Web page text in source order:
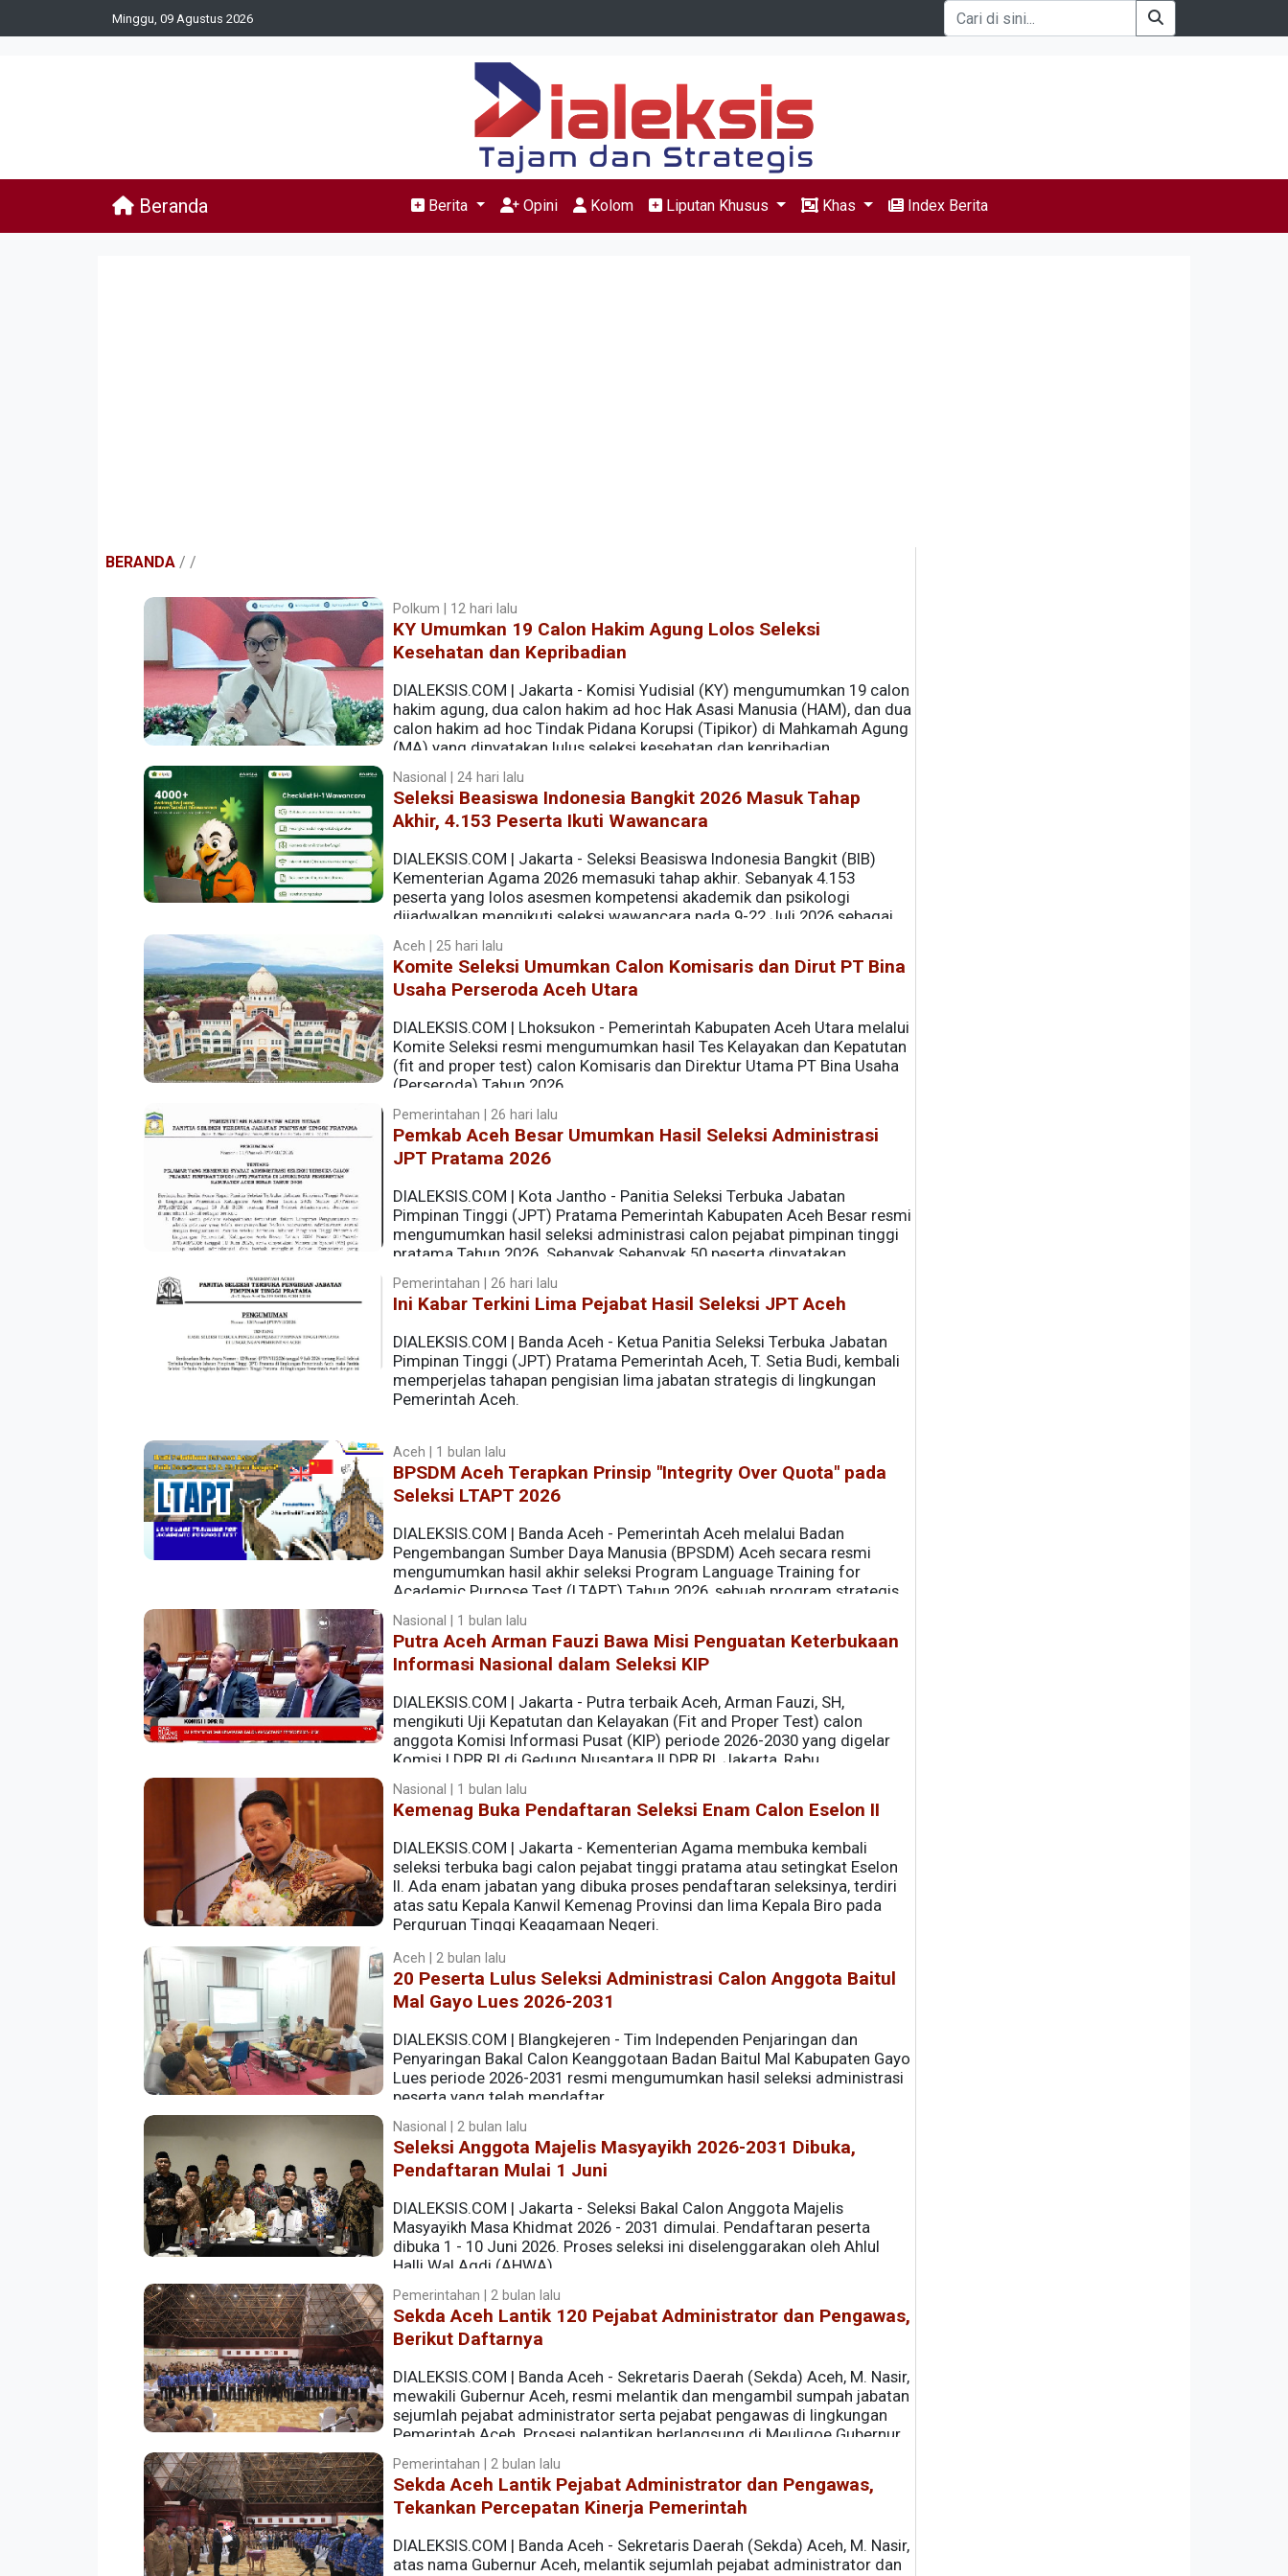
Minggu, 09 Agustus 2026
Beranda Berita Opini Kolom Liputan Khusus Khas Index Berita
BERANDA / /
Polkum | 12 hari lalu
KY Umumkan 19 Calon Hakim Agung Lolos Seleksi
Kesehatan dan Kepribadian
DIALEKSIS.COM | Jakarta - Komisi Yudisial (KY) mengumumkan 19 calon
hakim agung, dua calon hakim ad hoc Hak Asasi Manusia (HAM), dan dua
calon hakim ad hoc Tindak Pidana Korupsi (Tipikor) di Mahkamah Agung
(MA) yang dinyatakan lulus seleksi kesehatan dan kepribadian.
Nasional | 24 hari lalu
Seleksi Beasiswa Indonesia Bangkit 2026 Masuk Tahap
Akhir, 4.153 Peserta Ikuti Wawancara
DIALEKSIS.COM | Jakarta - Seleksi Beasiswa Indonesia Bangkit (BIB)
Kementerian Agama 2026 memasuki tahap akhir. Sebanyak 4.153
peserta yang lolos asesmen kompetensi akademik dan psikologi
dijadwalkan mengikuti seleksi wawancara pada 9-22 Juli 2026 sebagai
penentu penerima beasiswa.
Aceh | 25 hari lalu
Komite Seleksi Umumkan Calon Komisaris dan Dirut PT Bina
Usaha Perseroda Aceh Utara
DIALEKSIS.COM | Lhoksukon - Pemerintah Kabupaten Aceh Utara melalui
Komite Seleksi resmi mengumumkan hasil Tes Kelayakan dan Kepatutan
(fit and proper test) calon Komisaris dan Direktur Utama PT Bina Usaha
(Perseroda) Tahun 2026.
Pemerintahan | 26 hari lalu
Pemkab Aceh Besar Umumkan Hasil Seleksi Administrasi
JPT Pratama 2026
DIALEKSIS.COM | Kota Jantho - Panitia Seleksi Terbuka Jabatan
Pimpinan Tinggi (JPT) Pratama Pemerintah Kabupaten Aceh Besar resmi
mengumumkan hasil seleksi administrasi calon pejabat pimpinan tinggi
pratama Tahun 2026. Sebanyak Sebanyak 50 peserta dinyatakan
memenuhi syarat administrasi dan berhak mengikuti tahapan seleksi kompetensi (Assessment Center).
Pemerintahan | 26 hari lalu
Ini Kabar Terkini Lima Pejabat Hasil Seleksi JPT Aceh
DIALEKSIS.COM | Banda Aceh - Ketua Panitia Seleksi Terbuka Jabatan
Pimpinan Tinggi (JPT) Pratama Pemerintah Aceh, T. Setia Budi, kembali
memperjelas tahapan pengisian lima jabatan strategis di lingkungan
Pemerintah Aceh.
Aceh | 1 bulan lalu
BPSDM Aceh Terapkan Prinsip "Integrity Over Quota" pada
Seleksi LTAPT 2026
DIALEKSIS.COM | Banda Aceh - Pemerintah Aceh melalui Badan
Pengembangan Sumber Daya Manusia (BPSDM) Aceh secara resmi
mengumumkan hasil akhir seleksi Program Language Training for
Academic Purpose Test (LTAPT) Tahun 2026, sebuah program strategis
pengembangan sumber daya manusia yang diproyeksikan sebagai "Jembatan Menuju Dunia" bagi putra-
putri terbaik Aceh untuk melanjutkan pendidikan ke jenjang magister (S2) dan doktoral (S3) pada perguruan
tinggi bereputasi internasional.
Nasional | 1 bulan lalu
Putra Aceh Arman Fauzi Bawa Misi Penguatan Keterbukaan
Informasi Nasional dalam Seleksi KIP
DIALEKSIS.COM | Jakarta - Putra terbaik Aceh, Arman Fauzi, SH,
mengikuti Uji Kepatutan dan Kelayakan (Fit and Proper Test) calon
anggota Komisi Informasi Pusat (KIP) periode 2026-2030 yang digelar
Komisi I DPR RI di Gedung Nusantara II DPR RI, Jakarta, Rabu
(24/6/2026).
Nasional | 1 bulan lalu
Kemenag Buka Pendaftaran Seleksi Enam Calon Eselon II
DIALEKSIS.COM | Jakarta - Kementerian Agama membuka kembali
seleksi terbuka bagi calon pejabat tinggi pratama atau setingkat Eselon
II. Ada enam jabatan yang dibuka proses pendaftaran seleksinya, terdiri
atas satu Kepala Kanwil Kemenag Provinsi dan lima Kepala Biro pada
Perguruan Tinggi Keagamaan Negeri.
Kemenag Buka Pendaftaran Seleksi Enam Calon Eselon II, Ini Syaratnya
Aceh | 2 bulan lalu
20 Peserta Lulus Seleksi Administrasi Calon Anggota Baitul
Mal Gayo Lues 2026-2031
DIALEKSIS.COM | Blangkejeren - Tim Independen Penjaringan dan
Penyaringan Bakal Calon Keanggotaan Badan Baitul Mal Kabupaten Gayo
Lues periode 2026-2031 resmi mengumumkan hasil seleksi administrasi
peserta yang telah mendaftar.
Nasional | 2 bulan lalu
Seleksi Anggota Majelis Masyayikh 2026-2031 Dibuka,
Pendaftaran Mulai 1 Juni
DIALEKSIS.COM | Jakarta - Seleksi Bakal Calon Anggota Majelis
Masyayikh Masa Khidmat 2026 - 2031 dimulai. Pendaftaran peserta
dibuka 1 - 10 Juni 2026. Proses seleksi ini diselenggarakan oleh Ahlul
Halli Wal Aqdi (AHWA).
Pemerintahan | 2 bulan lalu
Sekda Aceh Lantik 120 Pejabat Administrator dan Pengawas,
Berikut Daftarnya
DIALEKSIS.COM | ‎Banda Aceh - Sekretaris Daerah (Sekda) Aceh, M. Nasir,
mewakili Gubernur Aceh, resmi melantik dan mengambil sumpah jabatan
sejumlah pejabat administrator serta pejabat pengawas di lingkungan
Pemerintah Aceh. Prosesi pelantikan berlangsung di Meuligoe Gubernur
Aceh, Selasa (12/5/2026).
Pemerintahan | 2 bulan lalu
‎Sekda Aceh Lantik Pejabat Administrator dan Pengawas,
Tekankan Percepatan Kinerja Pemerintah
DIALEKSIS.COM | Banda Aceh - Sekretaris Daerah (Sekda) Aceh, M. Nasir,
atas nama Gubernur Aceh, melantik sejumlah pejabat administrator dan